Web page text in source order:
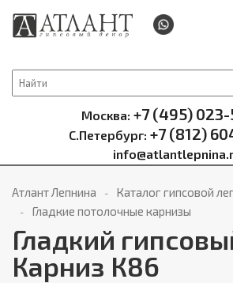
Москва: +7 (495)
С.Петербург: +7 (812)
Атлант Лепнина
Каталог гипсовой
Гладкие потолочные карнизы
Гладкий
Карниз К86